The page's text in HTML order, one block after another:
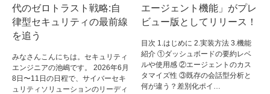
代のゼロトラスト戦略:自
律型セキュリティの最前線
を追う
みなさんこんにちは。セキュリティ
エンジニアの池嶋です。 2026年6月
8日〜11日の日程で、サイバーセキ
ュリティソリューションのリーディ
エージェント機能」がプレ
ビュー版としてリリース！
目次 1.はじめに 2.実装方法 3.機能
紹介 ①ダッシュボードの要約レベ
ルや使用感 ②エージェントのカス
タマイズ性 ③既存の会話型分析と
何が違う？差別化ポイ…